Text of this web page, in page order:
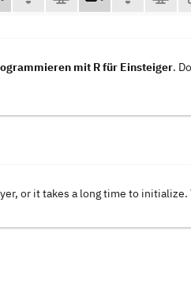
mit R für Einsteiger.
or it takes a long time to